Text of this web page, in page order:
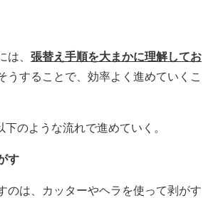
、 張替え手順を大まかに理解してお
うすることで、効率よく進めていくこ
のような流れで進めていく。
す
のは、カッターやヘラを使って剥がす